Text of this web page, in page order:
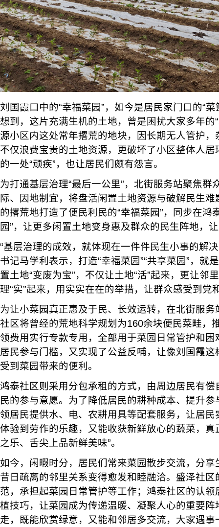
刘国霞口中的“幸福菜园”，如今是居民家门口的“菜
想到，这片充满生机的土地，曾是困扰大家多年的
源小区内这处常年撂荒的地块，因长期无人管护
不仅浪费宝贵的土地资源，更破坏了小区整体人
的一处“顽疾”，也让居民们颇有怨言。
为打通基层治理“最后一公里”，北街服务站聚焦群
际、因地制宜，将盘活闲置土地资源与破解民生
的撂荒地打造了便民利民的“幸福菜园”，同步在鸿
园”，让更多闲置土地变身惠及群众的民生阵地，
“基层治理的成效，就体现在一件件民生小事的解
书记马学利表示，打造“幸福菜园”“共享菜园”，就
置土地“变废为宝”，不仅让土地“活”起来，更让邻
理“实”起来，用实实在在的举措，让群众感受到党
为让小菜园真正惠及于民、长效运转，在北街服
社区将曾经的荒地科学规划为160余块便民菜畦，
领费用实行专款专用，全部用于菜园日常管护和
居民参与门槛，又实现了公益反哺，让像刘国霞
受到菜园带来的便利。
鸿泰社区则采用分包承租的方式，由周边居民有
民的参与意愿。为了降低居民的耕种成本、提升
领居民提供水、电、农耕用具等配套服务，让居
体验到劳作的乐趣，又能收获新鲜放心的蔬菜，真
之乐、舌尖上品新鲜美味”。
如今，闲暇时分，居民们常来菜园散步交流，分
昔日疏离的邻里关系变得愈发和睦融洽。盛泽社
范，承担起菜园日常管护等工作；鸿泰社区的认
植技巧，让菜园成为传递温暖、凝聚人心的重要阵
走，既能欣赏绿意，又能和邻居多交流，大家遇